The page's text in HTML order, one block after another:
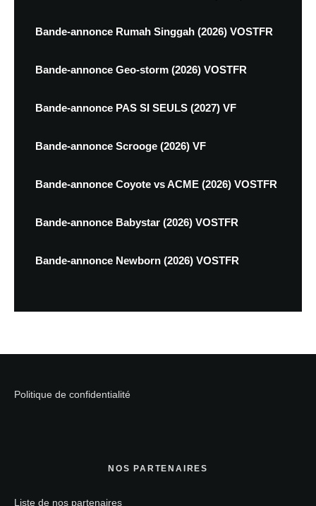
Bande-annonce Rumah Singgah (2026) VOSTFR
Bande-annonce Geo-storm (2026) VOSTFR
Bande-annonce PAS SI SEULS (2027) VF
Bande-annonce Scrooge (2026) VF
Bande-annonce Coyote vs ACME (2026) VOSTFR
Bande-annonce Babystar (2026) VOSTFR
Bande-annonce Newborn (2026) VOSTFR
Politique de confidentialité
NOS PARTENAIRES
Liste de nos partenaires